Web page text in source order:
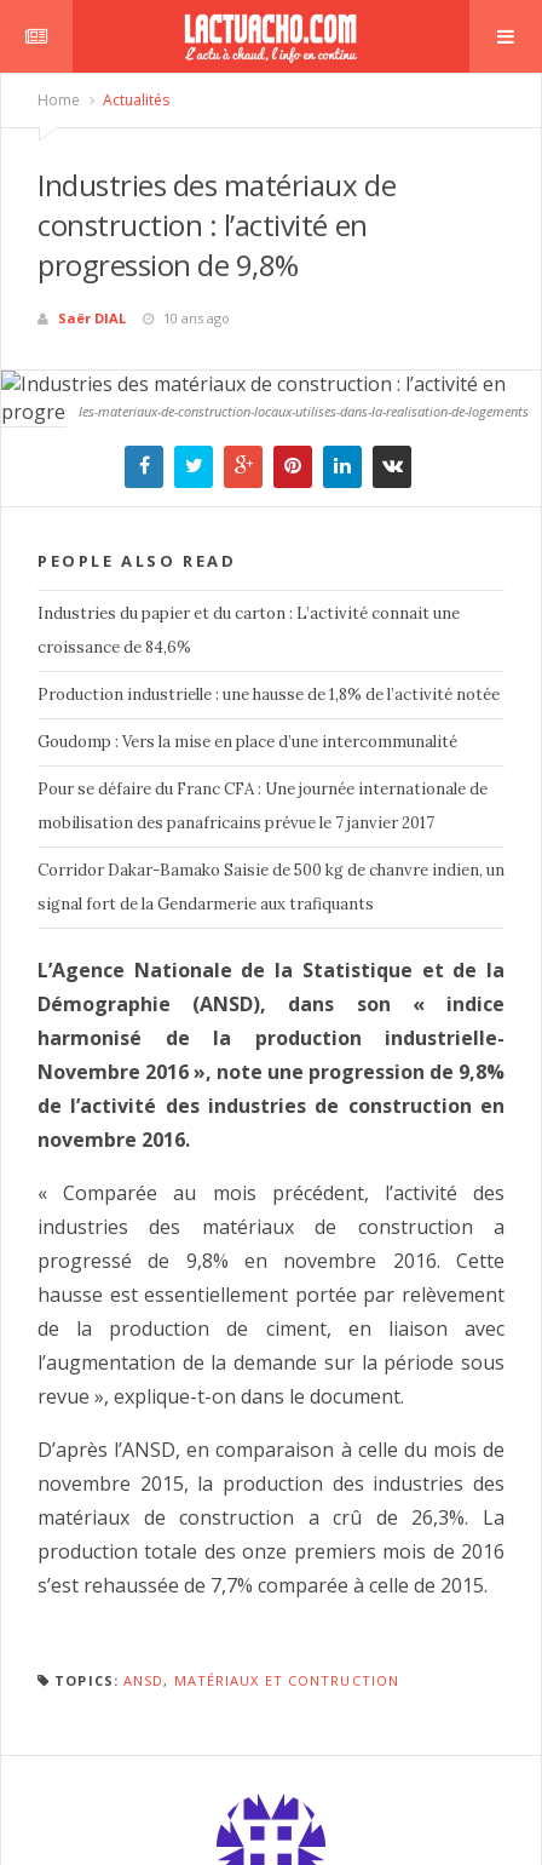
Home Actualités
Industries des matériaux de
construction : l’activité en
progression de 9,8%
Saër DIAL 10 ans ago
les-materiaux-de-construction-locaux-utilises-dans-la-realisation-de-logements
PEOPLE ALSO READ
Industries du papier et du carton : L’activité connait une
croissance de 84,6%
Production industrielle : une hausse de 1,8% de l’activité notée
Goudomp : Vers la mise en place d’une intercommunalité
Pour se défaire du Franc CFA : Une journée internationale de
mobilisation des panafricains prévue le 7 janvier 2017
Corridor Dakar-Bamako Saisie de 500 kg de chanvre indien, un
signal fort de la Gendarmerie aux trafiquants
L’Agence Nationale de la Statistique et de la
Démographie (ANSD), dans son « indice
harmonisé de la production industrielle-
Novembre 2016 », note une progression de 9,8%
de l’activité des industries de construction en
novembre 2016.
« Comparée au mois précédent, l’activité des
industries des matériaux de construction a
progressé de 9,8% en novembre 2016. Cette
hausse est essentiellement portée par relèvement
de la production de ciment, en liaison avec
l’augmentation de la demande sur la période sous
revue », explique-t-on dans le document.
D’après l’ANSD, en comparaison à celle du mois de
novembre 2015, la production des industries des
matériaux de construction a crû de 26,3%. La
production totale des onze premiers mois de 2016
s’est rehaussée de 7,7% comparée à celle de 2015.
TOPICS: ANSD, MATÉRIAUX ET CONTRUCTION